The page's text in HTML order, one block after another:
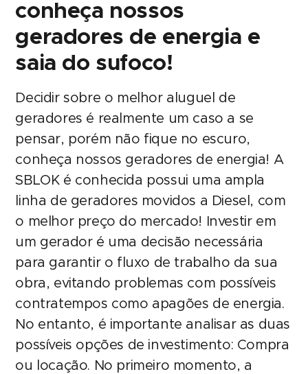
conheça nossos
geradores de energia e
saia do sufoco!
Decidir sobre o melhor aluguel de
geradores é realmente um caso a se
pensar, porém não fique no escuro,
conheça nossos geradores de energia! A
SBLOK é conhecida possui uma ampla
linha de geradores movidos a Diesel, com
o melhor preço do mercado! Investir em
um gerador é uma decisão necessária
para garantir o fluxo de trabalho da sua
obra, evitando problemas com possíveis
contratempos como apagões de energia.
No entanto, é importante analisar as duas
possíveis opções de investimento: Compra
ou locação. No primeiro momento, a